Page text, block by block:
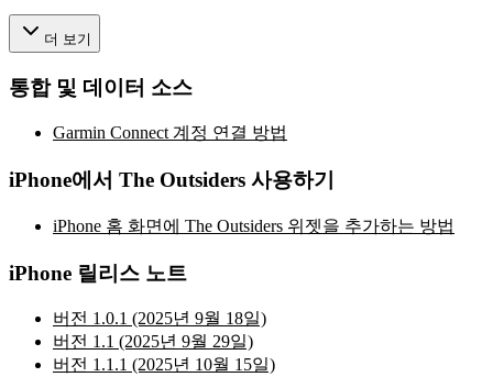
더 보기
통합 및 데이터 소스
Garmin Connect 계정 연결 방법
iPhone에서 The Outsiders 사용하기
iPhone 홈 화면에 The Outsiders 위젯을 추가하는 방법
iPhone 릴리스 노트
버전 1.0.1 (2025년 9월 18일)
버전 1.1 (2025년 9월 29일)
버전 1.1.1 (2025년 10월 15일)